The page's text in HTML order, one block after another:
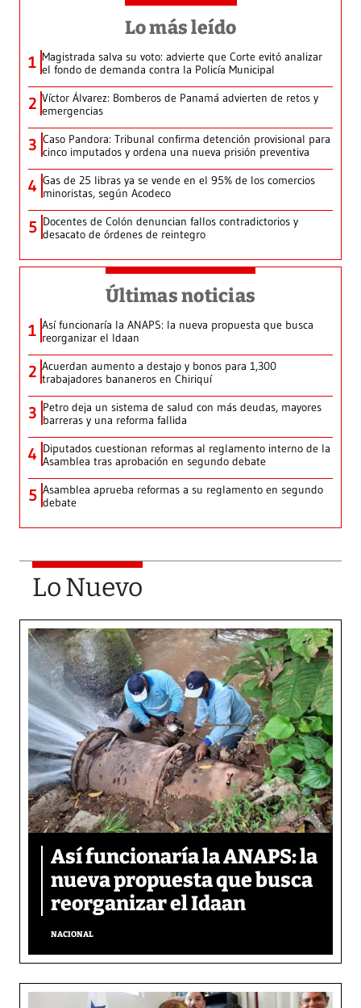
Lo más leído
1 Magistrada salva su voto: advierte que Corte evitó analizar
el fondo de demanda contra la Policía Municipal
2 Víctor Álvarez: Bomberos de Panamá advierten de retos y
emergencias
3 Caso Pandora: Tribunal confirma detención provisional para
cinco imputados y ordena una nueva prisión preventiva
4 Gas de 25 libras ya se vende en el 95% de los comercios
minoristas, según Acodeco
5 Docentes de Colón denuncian fallos contradictorios y
desacato de órdenes de reintegro
Últimas noticias
1 Así funcionaría la ANAPS: la nueva propuesta que busca
reorganizar el Idaan
2 Acuerdan aumento a destajo y bonos para 1,300
trabajadores bananeros en Chiriquí
3 Petro deja un sistema de salud con más deudas, mayores
barreras y una reforma fallida
4 Diputados cuestionan reformas al reglamento interno de la
Asamblea tras aprobación en segundo debate
5 Asamblea aprueba reformas a su reglamento en segundo
debate
Lo Nuevo
Así funcionaría la ANAPS: la
nueva propuesta que busca
reorganizar el Idaan
NACIONAL